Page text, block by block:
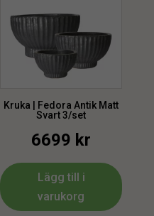
Kruka | Fedora Antik Matt
Svart 3/set
6699 kr
Lägg till i
varukorg